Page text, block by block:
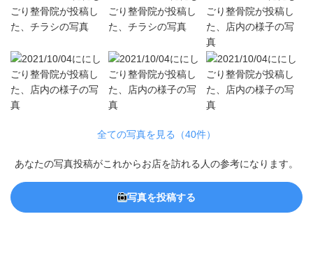
全ての写真を見る（40件）
あなたの写真投稿がこれからお店を訪れる人の参考になります。
写真を投稿する